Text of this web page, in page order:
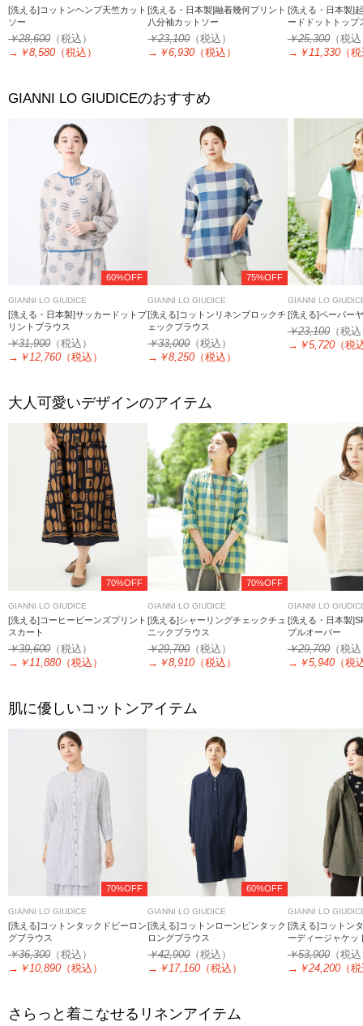
[洗える]コットンヘンプ天竺カット
ソー
￥28,600 （税込）
→ ￥8,580 （税込）
[洗える・日本製]融着幾何プリント
八分袖カットソー
￥23,100（税込）
→ ￥6,930 （税込）
[洗える・日本製]
ードドットトップ
￥25,300（税
→ ￥11,330（
GIANNI LO GIUDICEのおすすめ
60%OFF
GIANNI LO GIUDICE
[洗える・日本製]サッカードットプ
リントブラウス
￥31,900 （税込）
→ ￥12,760 （税込）
75%OFF
GIANNI LO GIUDICE
[洗える]コットンリネンブロックチ
ェックブラウス
￥33,000（税込）
→ ￥8,250 （税込）
GIANNI LO
[洗える]ペーパー
￥23,100（税
→ ￥5,720（税
大人可愛いデザインのアイテム
70%OFF
GIANNI LO GIUDICE
[洗える]コーヒービーンズプリント
スカート
￥39,600 （税込）
→ ￥11,880 （税込）
70%OFF
GIANNI LO GIUDICE
[洗える]シャーリングチェックチュ
ニックブラウス
￥29,700（税込）
→ ￥8,910 （税込）
GIANNI LO
[洗える・日本製
プルオーバー
￥29,700（税
→ ￥5,940（税
肌に優しいコットンアイテム
70%OFF
GIANNI LO GIUDICE
[洗える]コットンタックドビーロン
グブラウス
￥36,300 （税込）
→ ￥10,890 （税込）
60%OFF
GIANNI LO GIUDICE
[洗える]コットンローンピンタック
ロングブラウス
￥42,900（税込）
→ ￥17,160 （税込）
GIANNI LO
[洗える]コットン
ーディージャケッ
￥53,900（税
→ ￥24,200（
さらっと着こなせるリネンアイテム